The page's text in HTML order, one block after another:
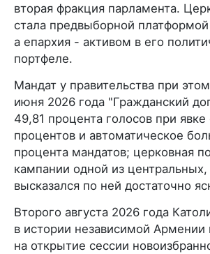
вторая фракция парламента.
стала предвыборной
а епархия - активом в его
портфеле.
Мандат у правительства при
июня 2026 года "Гражданский
49,81 процента голосов при
процентов и автоматическое
процента мандатов; церковная
кампании одной из центральных,
высказался по ней достаточно
Второго августа 2026 года
в истории независимой Армении
на открытие сессии